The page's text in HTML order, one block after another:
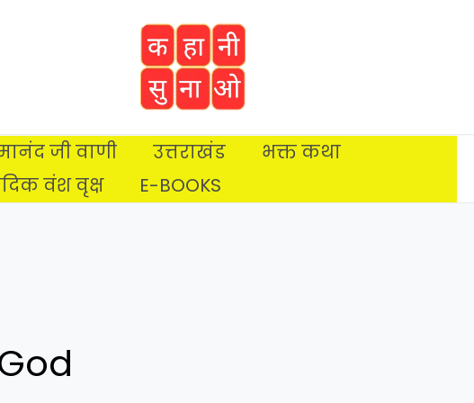
जी वाणी उत्तराखंड
भक्त कथा
वंश वृक्ष E-BOOKS